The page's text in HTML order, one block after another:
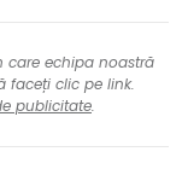
care echipa noastră
faceți clic pe link.
publicitate.